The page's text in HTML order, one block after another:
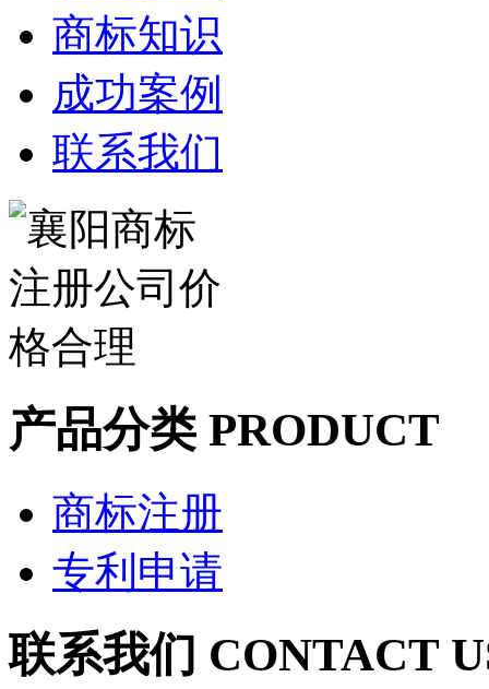
商标知识
成功案例
联系我们
产品分类 PRODUCT
商标注册
专利申请
联系我们 CONTACT